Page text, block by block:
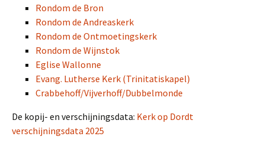
Rondom de Bron
Rondom de Andreaskerk
Rondom de Ontmoetingskerk
Rondom de Wijnstok
Eglise Wallonne
Evang. Lutherse Kerk (Trinitatiskapel)
Crabbehoff/Vijverhoff/Dubbelmonde
De kopij- en verschijningsdata: Kerk op Dordt
verschijningsdata 2025